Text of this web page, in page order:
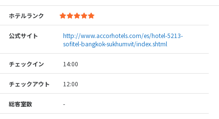
ホテルランク
公式サイト
http://www.accorhotels.com/es/hotel-5213-
sofitel-bangkok-sukhumvit/index.shtml
チェックイン 14:00
チェックアウト 12:00
総客室数 -